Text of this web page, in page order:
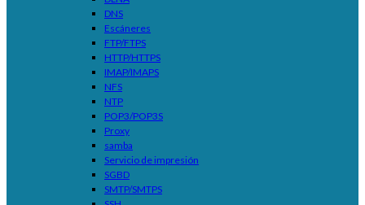
DNS
Escáneres
FTP/FTPS
HTTP/HTTPS
IMAP/IMAPS
NFS
NTP
POP3/POP3S
Proxy
samba
Servicio de impresión
SGBD
SMTP/SMTPS